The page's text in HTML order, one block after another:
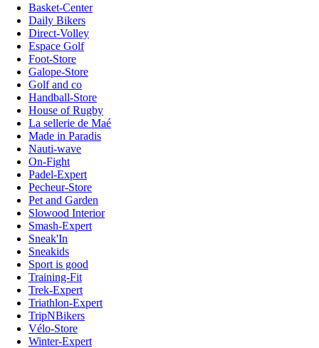
Basket-Center
Daily Bikers
Direct-Volley
Espace Golf
Foot-Store
Galope-Store
Golf and co
Handball-Store
House of Rugby
La sellerie de Maé
Made in Paradis
Nauti-wave
On-Fight
Padel-Expert
Pecheur-Store
Pet and Garden
Slowood Interior
Smash-Expert
Sneak'In
Sneakids
Sport is good
Training-Fit
Trek-Expert
Triathlon-Expert
TripNBikers
Vélo-Store
Winter-Expert